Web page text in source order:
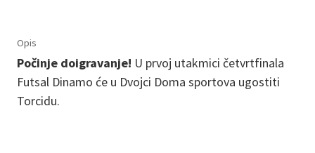
Opis
Počinje doigravanje! U prvoj utakmici četvrtfinala
Futsal Dinamo će u Dvojci Doma sportova ugostiti
Torcidu.